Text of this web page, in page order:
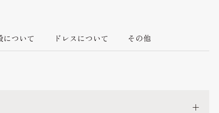
について ドレスについて その他